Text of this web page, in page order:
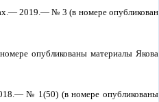
2019.— № 3 (в номере опубликован
опубликованы материалы Якова
№ 1(50) (в номере опубликованы